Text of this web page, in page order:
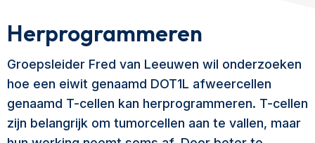
Herprogrammeren
Groepsleider Fred van Leeuwen wil onderzoeken
hoe een eiwit genaamd DOT1L afweercellen
genaamd T-cellen kan herprogrammeren. T-cellen
zijn belangrijk om tumorcellen aan te vallen, maar